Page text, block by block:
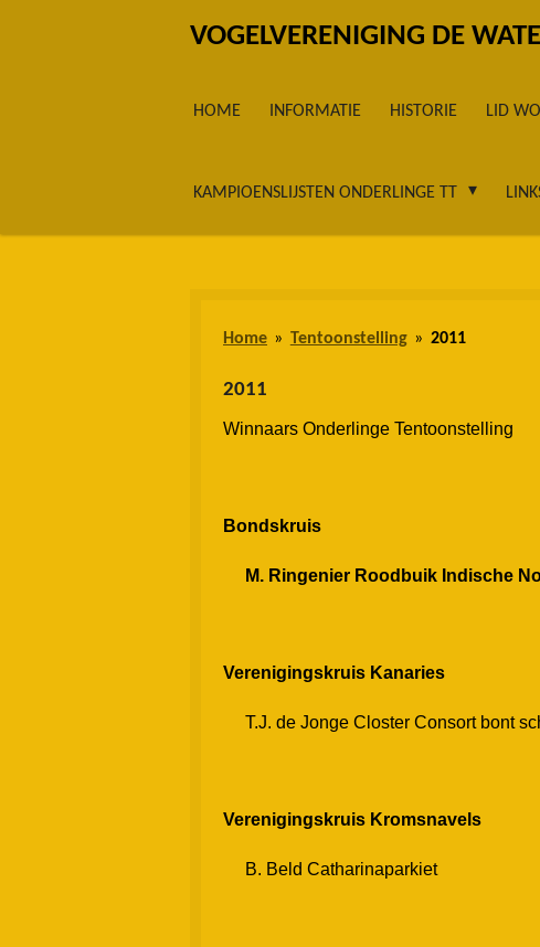
VOGELVERENIGING DE
HOME INFORMATIE HISTORIE LID
KAMPIOENSLIJSTEN ONDERLINGE TT
Home » Tentoonstelling » 2011
2011
Winnaars Onderlinge Tentoonstelling
Bondskruis
M. Ringenier Roodbuik Indische
Verenigingskruis Kanaries
T.J. de Jonge Closter Consort bont
Verenigingskruis Kromsnavels
B. Beld Catharinaparkiet